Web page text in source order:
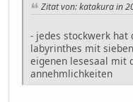
Zitat von: katakura in
- jedes stockwerk
labyrinthes mit
eigenen lesesaal mit
annehmlichkeiten